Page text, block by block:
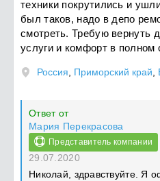
техники покрутились и
был таков, надо в депо
смотреть. Требую вернуть
услуги и комфорт в полном
Россия Приморский край
Ответ от
Мария Перекрасова
Представитель компании
29.07.2020
Николай, здравствуйте. Я